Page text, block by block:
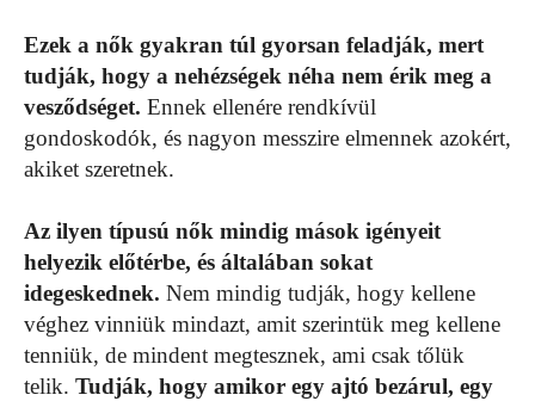
Ezek a nők gyakran túl gyorsan feladják, mert
tudják, hogy a nehézségek néha nem érik meg a
vesződséget. Ennek ellenére rendkívül
gondoskodók, és nagyon messzire elmennek azokért,
akiket szeretnek.
Az ilyen típusú nők mindig mások igényeit
helyezik előtérbe, és általában sokat
idegeskednek. Nem mindig tudják, hogy kellene
véghez vinniük mindazt, amit szerintük meg kellene
tenniük, de mindent megtesznek, ami csak tőlük
telik. Tudják, hogy amikor egy ajtó bezárul, egy